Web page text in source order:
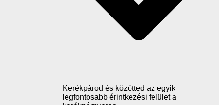
Kerékpárod és közötted az egyik
legfontosabb érintkezési felület a